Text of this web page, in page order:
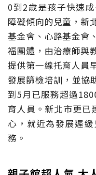
0到2歲是孩子快速
障礙傾向的兒童，新
基金會、心路基金會
福團體，由治療師與
提供第一線托育人員
發展篩檢培訓，並協
到5月已服務超過
育人員。新北市更已
心，就近為發展遲
務。